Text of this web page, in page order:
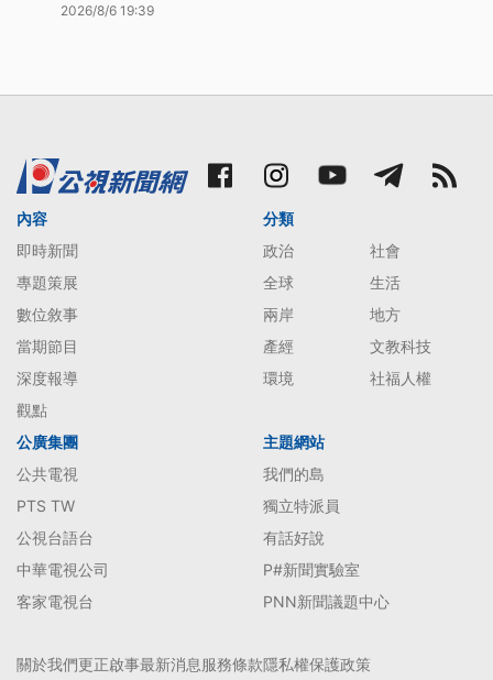
2026/8/6 19:39
內容
即時新聞
專題策展
數位敘事
當期節目
深度報導
觀點
分類
政治
社會
全球
生活
兩岸
地方
產經
文教科技
環境
社福人權
公廣集團
公共電視
PTS TW
公視台語台
中華電視公司
客家電視台
主題網站
我們的島
獨立特派員
有話好說
P#新聞實驗室
PNN新聞議題中心
關於我們更正啟事最新消息服務條款隱私權保護政策